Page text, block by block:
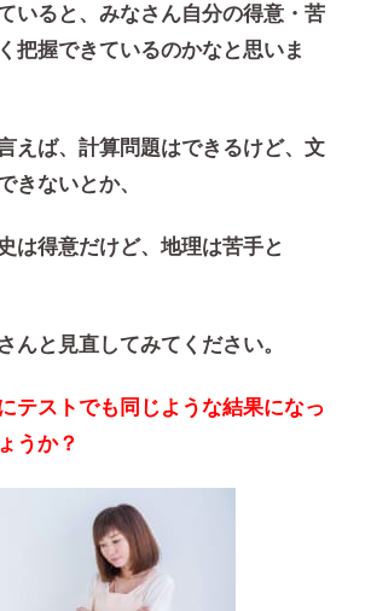
いると、みなさん自分の得意・苦
把握できているのかなと思いま
えば、計算問題はできるけど、文
きないとか、
は得意だけど、地理は苦手と
んと見直してみてください。
テストでも同じような結果になっ
うか？